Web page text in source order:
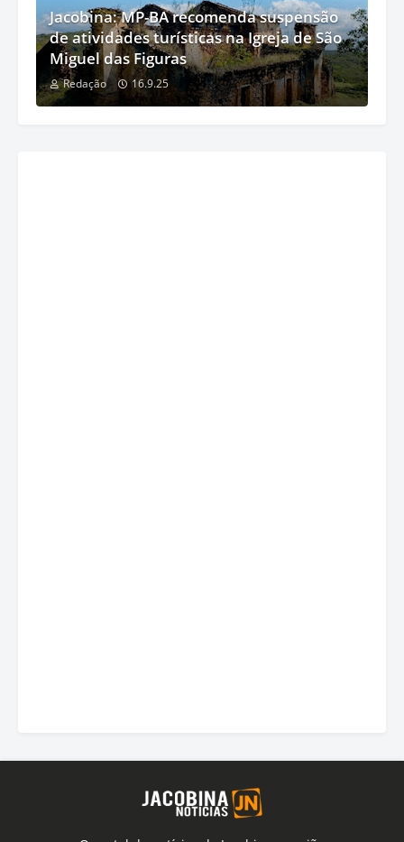
Jacobina: MP-BA recomenda suspensão
de atividades turísticas na Igreja de São
Miguel das Figuras
Redação 16.9.25